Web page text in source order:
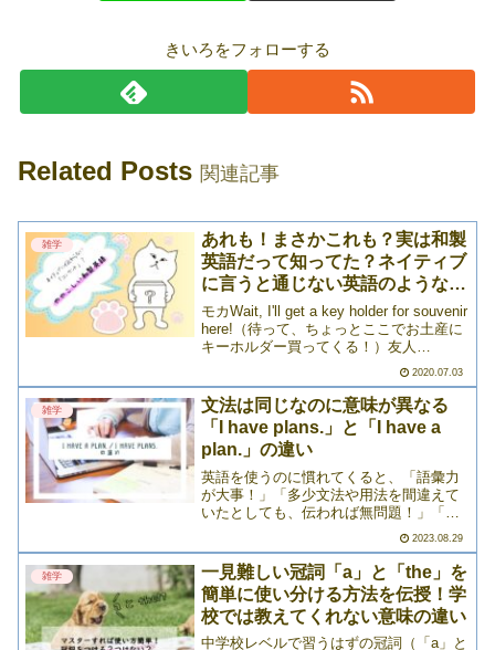
きいろをフォローする
Related Posts 関連記事
雑学
あれも！まさかこれも？実は和製
英語だって知ってた？ネイティブ
に言うと通じない英語のような日
本語14選
モカWait, I'll get a key holder for souvenir
here!（待って、ちょっとここでお土産に
キーホルダー買ってくる！）友人
2020.07.03
雑学
文法は同じなのに意味が異なる
「I have plans.」と「I have a
plan.」の違い
英語を使うのに慣れてくると、「語彙力
が大事！」「多少文法や用法を間違えて
いたとしても、伝われば無問題！」「気
というふうに思うこともあるでしょう。
確かにそのその通りなんですが、時に間
違えると意味が変わってし>>>
2023.08.29
雑学
一見難しい冠詞「a」と「the」を
簡単に使い分ける方法を伝授！学
校では教えてくれない意味の違い
中学校レベルで習うはずの冠詞（「a」と